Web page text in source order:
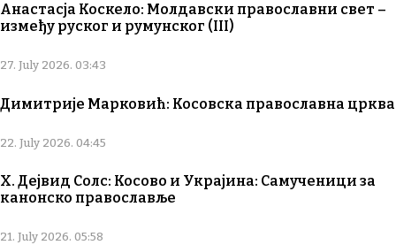
Анастасја Коскело: Молдавски православни свет –
између руског и румунског (III)
27. July 2026. 03:43
Димитрије Марковић: Косовска православна црква
22. July 2026. 04:45
Х. Дејвид Солс: Косово и Украјина: Самученици за
канонско православље
21. July 2026. 05:58